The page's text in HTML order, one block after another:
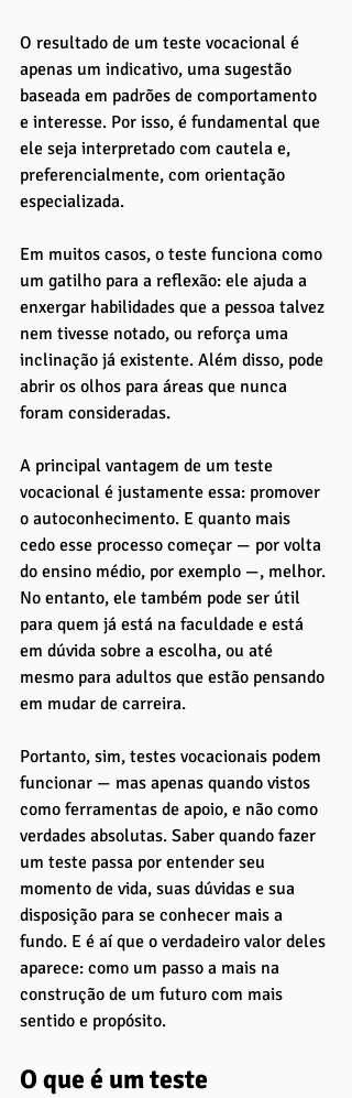
O resultado de um teste vocacional é
apenas um indicativo, uma sugestão
baseada em padrões de comportamento
e interesse. Por isso, é fundamental que
ele seja interpretado com cautela e,
preferencialmente, com orientação
especializada.
Em muitos casos, o teste funciona como
um gatilho para a reflexão: ele ajuda a
enxergar habilidades que a pessoa talvez
nem tivesse notado, ou reforça uma
inclinação já existente. Além disso, pode
abrir os olhos para áreas que nunca
foram consideradas.
A principal vantagem de um teste
vocacional é justamente essa: promover
o autoconhecimento. E quanto mais
cedo esse processo começar — por volta
do ensino médio, por exemplo —, melhor.
No entanto, ele também pode ser útil
para quem já está na faculdade e está
em dúvida sobre a escolha, ou até
mesmo para adultos que estão pensando
em mudar de carreira.
Portanto, sim, testes vocacionais podem
funcionar — mas apenas quando vistos
como ferramentas de apoio, e não como
verdades absolutas. Saber quando fazer
um teste passa por entender seu
momento de vida, suas dúvidas e sua
disposição para se conhecer mais a
fundo. E é aí que o verdadeiro valor deles
aparece: como um passo a mais na
construção de um futuro com mais
sentido e propósito.
O que é um teste